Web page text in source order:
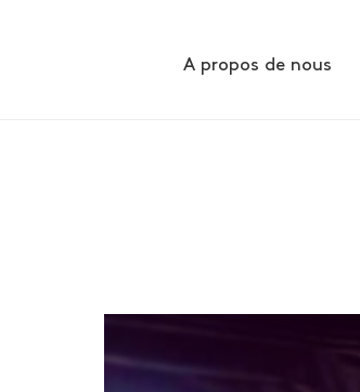
A propos de nous